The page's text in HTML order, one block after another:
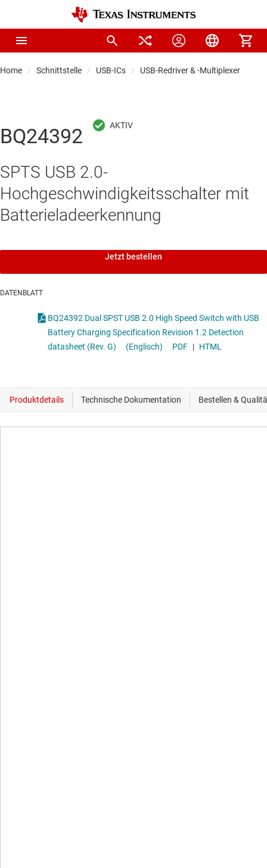
Home Schnittstelle USB-ICs USB-Redriver & -Multiplexer
BQ24392
SPTS USB 2.0-
Hochgeschwindigkeitsschalter mit
Batterieladeerkennung
Jetzt bestellen
DATENBLATT
BQ24392 Dual SPST USB 2.0 High Speed Switch with USB
Battery Charging Specification Revision 1.2 Detection
datasheet (Rev. G)
(Englisch) PDF | HTML